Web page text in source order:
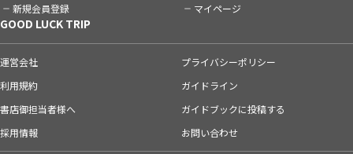
新規会員登録 マイページ
GOOD LUCK TRIP
運営会社
プライバシーポリシー
利用規約
ガイドライン
書店御担当者様へ
ガイドブックに投稿する
採用情報
お問い合わせ